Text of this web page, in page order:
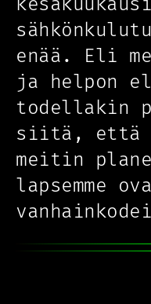
enää. Eli
ja helpon
todellakin
siitä, että
meitin
lapsemme